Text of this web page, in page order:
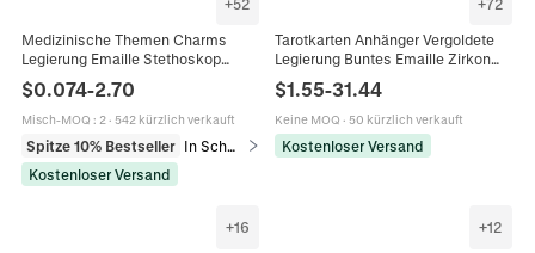
+52
Medizinische Themen Charms
Legierung Emaille Stethoskop
Spritze Krankenschwester Hut
Anhänger Für DIY
Schmuckherstellung Bunter
$0.074-2.70
Misch-MOQ : 2· 542 kürzlich verkauft
Spitze 10% Bestseller
In Schmuckanhänger
Kostenloser Versand
+72
Tarotkarten Anhänger Vergoldete
Legierung Buntes Emaille Zirkon
Inlay Rechteck Mystik Charms Für
Schmuckherstellung DIY
$1.55-31.44
Keine MOQ · 50 kürzlich verkauft
Kostenloser Versand
+16 +12